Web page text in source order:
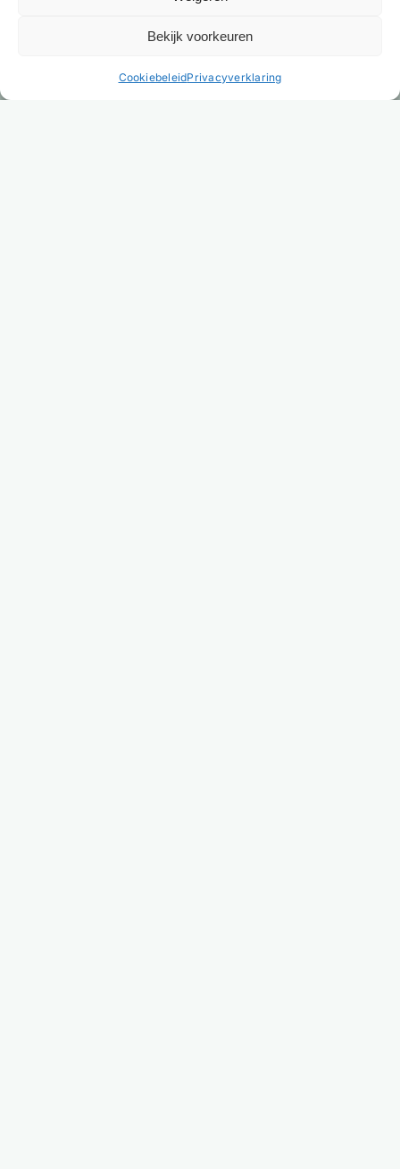
Bekijk voorkeuren
CookiebeleidPrivacyverklaring